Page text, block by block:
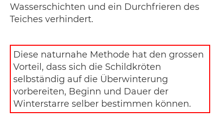
Wasserschichten und ein Durchfrieren des
Teiches verhindert.
Diese naturnahe Methode hat den grossen
Vorteil, dass sich die Schildkröten
selbständig auf die Überwinterung
vorbereiten, Beginn und Dauer der
Winterstarre selber bestimmen können.